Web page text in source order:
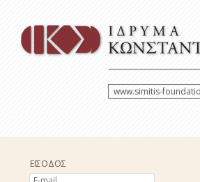
www.simitis-
ΕΙΣΟΔΟΣ